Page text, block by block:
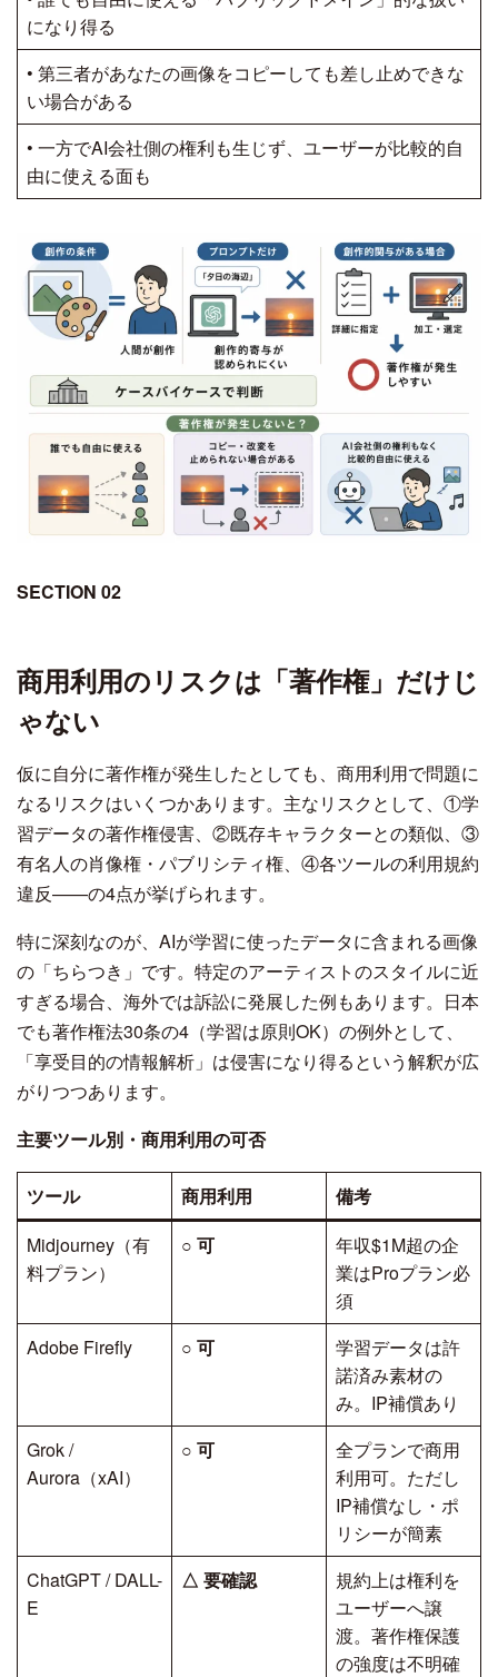
になり得る
• 第三者があなたの画像をコピーしても差し止めできな
い場合がある
• 一方でAI会社側の権利も生じず、ユーザーが比較的自
由に使える面も
SECTION 02
商用利用のリスクは「著作権」だけじ
ゃない
仮に自分に著作権が発生したとしても、商用利用で問題に
なるリスクはいくつかあります。主なリスクとして、①学
習データの著作権侵害、②既存キャラクターとの類似、③
有名人の肖像権・パブリシティ権、④各ツールの利用規約
違反——の4点が挙げられます。
特に深刻なのが、AIが学習に使ったデータに含まれる画像
の「ちらつき」です。特定のアーティストのスタイルに近
すぎる場合、海外では訴訟に発展した例もあります。日本
でも著作権法30条の4（学習は原則OK）の例外として、
「享受目的の情報解析」は侵害になり得るという解釈が広
がりつつあります。
主要ツール別・商用利用の可否
ツール 商用利用
備考
Midjourney（有
料プラン）
○ 可
年収$1M超の企
業はProプラン必
須
Adobe Firefly
○ 可
学習データは許
諾済み素材の
み。IP補償あり
Grok /
Aurora（xAI）
○ 可
全プランで商用
利用可。ただし
IP補償なし・ポ
リシーが簡素
ChatGPT / DALL-
E
△ 要確認
規約上は権利を
ユーザーへ譲
渡。著作権保護
の強度は不明確